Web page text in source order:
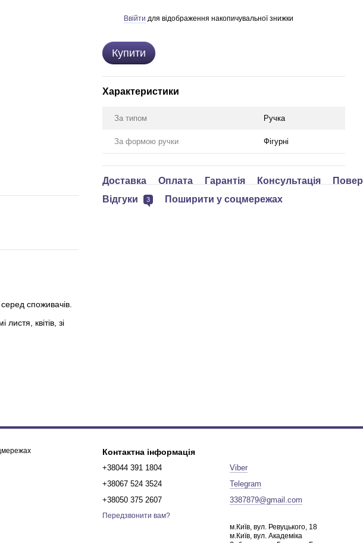
споживачів.
квітів, зі
Ввійти для відображення накопичувальної знижки
Купити
Характеристики
За типом Ручка
За формою ручки Фігурні
Доставка Оплата Гарантія Консультація
Відгуки
3 Поширити у соцмережах
Контактна інформація
+38044 391 1804
+38067 524 3524
+38050 375 2607
Передзвонити вам?
Viber
Telegram
3387879@gmail.com
м.Київ, вул. Ревуцького, 18
м.Київ, вул. Академіка